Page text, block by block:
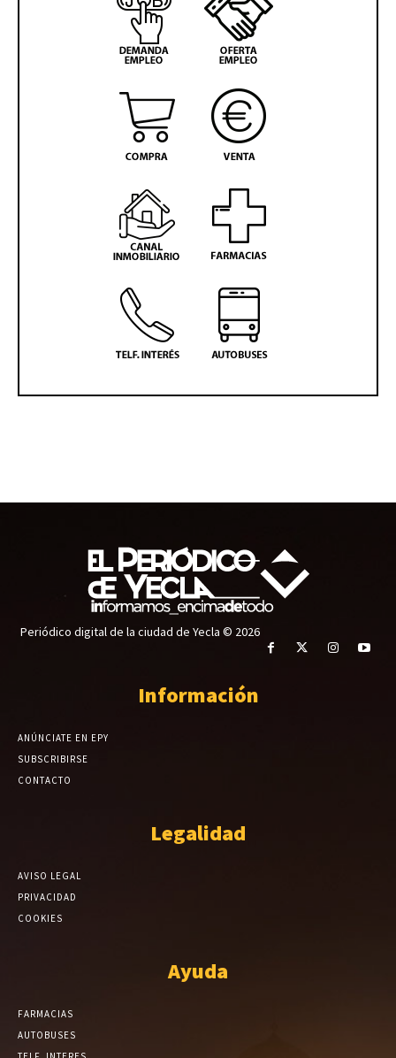
Periódico digital de la ciudad de Yecla © 2026
Información
ANÚNCIATE EN EPY
SUBSCRIBIRSE
CONTACTO
Legalidad
AVISO LEGAL
PRIVACIDAD
COOKIES
Ayuda
FARMACIAS
AUTOBUSES